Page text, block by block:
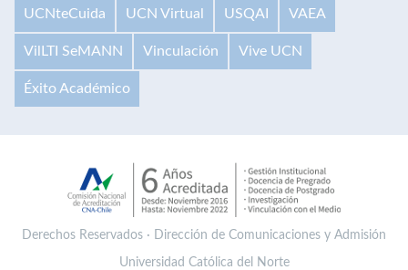
UCNteCuida UCN Virtual USQAI VAEA
VilLTI SeMANN Vinculación Vive UCN
Éxito Académico
Derechos Reservados · Dirección de Comunicaciones y Admisión
Universidad Católica del Norte